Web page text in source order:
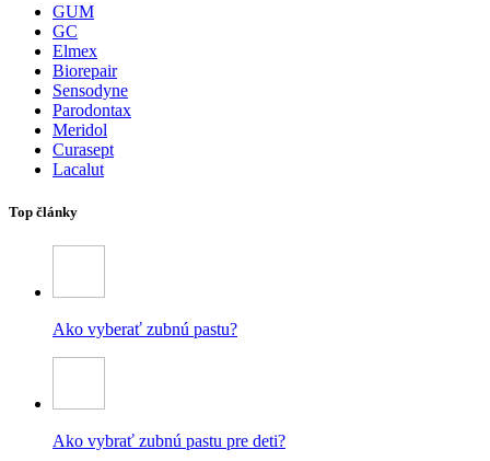
GUM
GC
Elmex
Biorepair
Sensodyne
Parodontax
Meridol
Curasept
Lacalut
Top články
Ako vyberať zubnú pastu?
Ako vybrať zubnú pastu pre deti?